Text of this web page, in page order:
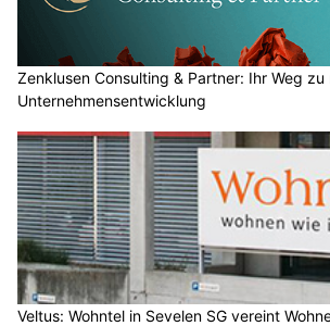
Zenklusen Consulting & Partner: Ihr Weg
Unternehmensentwicklung
Veltus: Wohntel in Sevelen SG vereint